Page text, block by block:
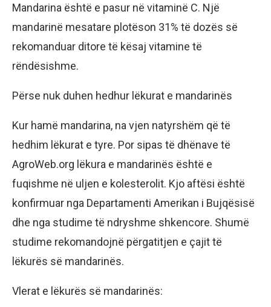
Mandarina është e pasur në vitaminë C. Një
mandarinë mesatare plotëson 31% të dozës së
rekomanduar ditore të kësaj vitamine të
rëndësishme.
Përse nuk duhen hedhur lëkurat e mandarinës
Kur hamë mandarina, na vjen natyrshëm që të
hedhim lëkurat e tyre. Por sipas të dhënave të
AgroWeb.org lëkura e mandarinës është e
fuqishme në uljen e kolesterolit. Kjo aftësi është
konfirmuar nga Departamenti Amerikan i Bujqësisë
dhe nga studime të ndryshme shkencore. Shumë
studime rekomandojnë përgatitjen e çajit të
lëkurës së mandarinës.
Vlerat e lëkurës së mandarinës: